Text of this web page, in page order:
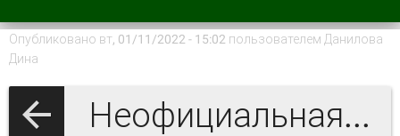
Опубликовано вт, 01/11/2022 - 15:02 пользователем Данилова
Дина
Неофициальная часть